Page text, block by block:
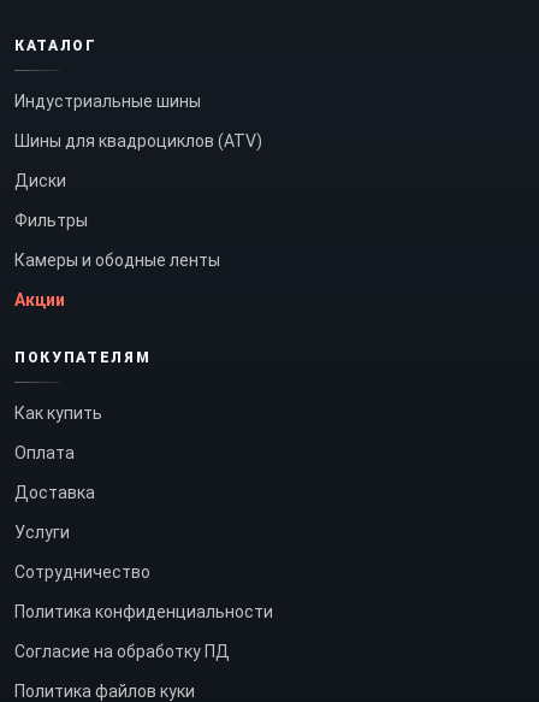
КАТАЛОГ
Индустриальные шины
Шины для квадроциклов (ATV)
Диски
Фильтры
Камеры и ободные ленты
Акции
ПОКУПАТЕЛЯМ
Как купить
Оплата
Доставка
Услуги
Сотрудничество
Политика конфиденциальности
Согласие на обработку ПД
Политика файлов куки